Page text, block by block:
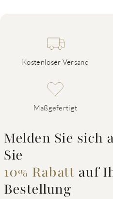
Kostenloser Versand
Maßgefertigt
Melden Sie sich
Sie
10% Rabatt auf
Bestellung